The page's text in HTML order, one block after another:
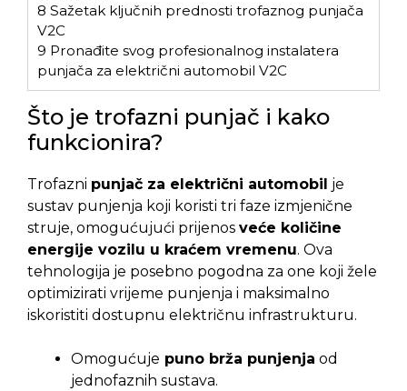
8 Sažetak ključnih prednosti trofaznog punjača
V2C
9 Pronađite svog profesionalnog instalatera
punjača za električni automobil V2C
Što je trofazni punjač i kako
funkcionira?
Trofazni punjač za električni automobil je
sustav punjenja koji koristi tri faze izmjenične
struje, omogućujući prijenos veće količine
energije vozilu u kraćem vremenu. Ova
tehnologija je posebno pogodna za one koji žele
optimizirati vrijeme punjenja i maksimalno
iskoristiti dostupnu električnu infrastrukturu.
Omogućuje puno brža punjenja od
jednofaznih sustava.